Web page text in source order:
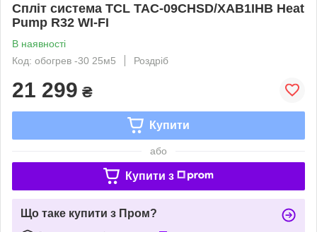
Спліт система TCL TAC-09CHSD/XAB1IHB Heat
Pump R32 WI-FI
В наявності
Код: обогрев -30 25м5
Роздріб
21 299 ₴
Купити
або
Купити з
Що таке купити з Пром?